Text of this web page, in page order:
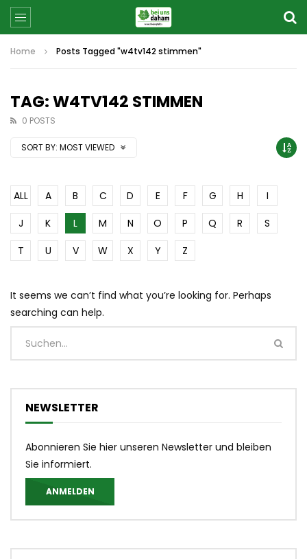
Home Posts Tagged "w4tv142 stimmen"
TAG: W4TV142 STIMMEN
0 POSTS
SORT BY: MOST VIEWED
ALL A B C D E F G H
I
J
K L M N O P Q R
S
T
U V W X Y Z
It seems we can’t find what you’re looking for. Perhaps
searching can help.
NEWSLETTER
Abonnieren Sie hier unseren Newsletter und bleiben
Sie informiert.
ANMELDEN